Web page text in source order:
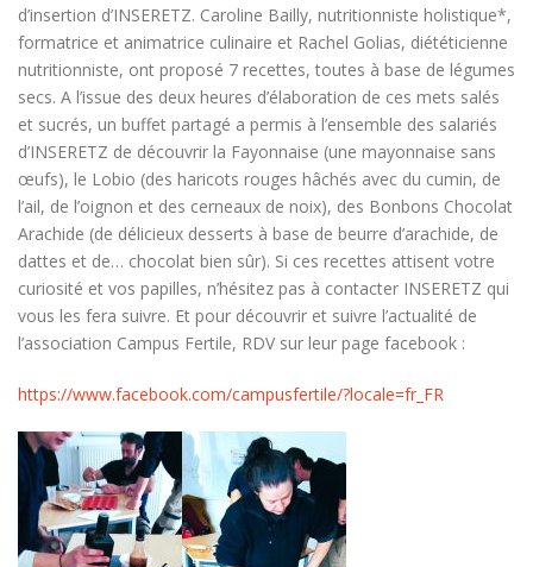
d’insertion d’INSERETZ. Caroline Bailly, nutritionniste holistique*,
formatrice et animatrice culinaire et Rachel Golias, diététicienne
nutritionniste, ont proposé 7 recettes, toutes à base de légumes
secs. A l’issue des deux heures d’élaboration de ces mets salés
et sucrés, un buffet partagé a permis à l’ensemble des salariés
d’INSERETZ de découvrir la Fayonnaise (une mayonnaise sans
œufs), le Lobio (des haricots rouges hâchés avec du cumin, de
l’ail, de l’oignon et des cerneaux de noix), des Bonbons Chocolat
Arachide (de délicieux desserts à base de beurre d’arachide, de
dattes et de… chocolat bien sûr). Si ces recettes attisent votre
curiosité et vos papilles, n’hésitez pas à contacter INSERETZ qui
vous les fera suivre. Et pour découvrir et suivre l’actualité de
l’association Campus Fertile, RDV sur leur page facebook :
https://www.facebook.com/campusfertile/?locale=fr_FR